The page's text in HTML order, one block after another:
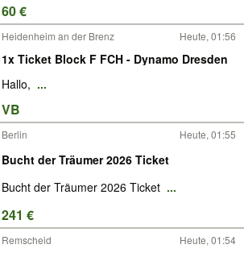
60 €
Heidenheim an der Brenz Heute, 01:56
1x Ticket Block F FCH - Dynamo Dresden
Hallo, ...
VB
Berlin Heute, 01:55
Bucht der Träumer 2026 Ticket
Bucht der Träumer 2026 Ticket ...
241 €
Remscheid Heute, 01:54